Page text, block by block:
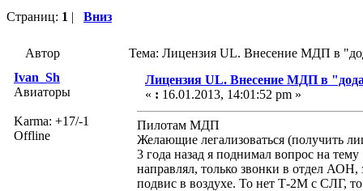
Страниц: 1 | Вниз
Автор
Тема: Лицензия UL. Внесение МДП в
Ivan_Sh
Авиаторы
Karma: +17/-1
Offline
Лицензия UL. Внесение МДП в
« : 16.01.2013, 14:01:52 pm »
Пилотам МДП
Желающие легализоваться (получить
3 года назад я поднимал вопрос на
направлял, только звонки в отдел
подвис в воздухе. То нет Т-2М с СЛГ,